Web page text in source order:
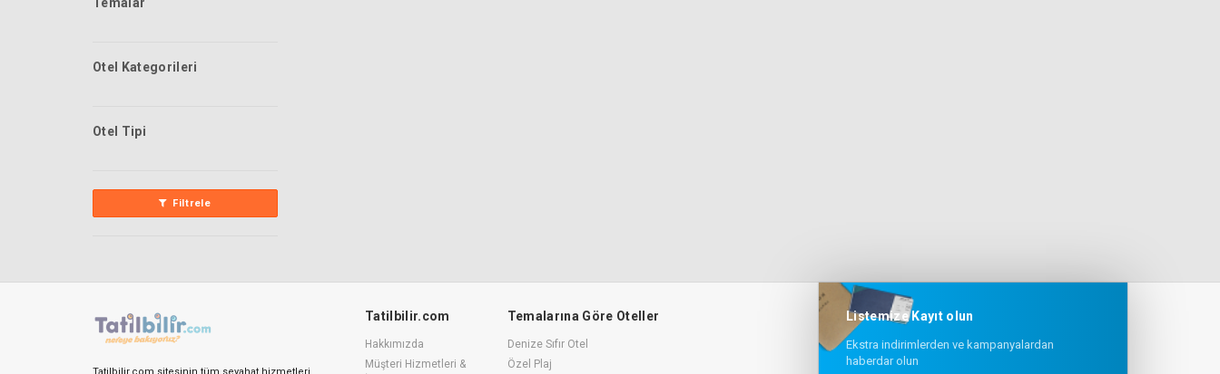
Otel Kategorileri
Otel Tipi
Filtrele
Tatilbilir.com
Hakkımızda
Müşteri Hizmetleri &
Temalarına Göre Oteller
Denize Sıfır Otel
Özel Plaj
Listemize Kayıt olun
Ekstra indirimlerden ve kampanyalardan
haberdar olun